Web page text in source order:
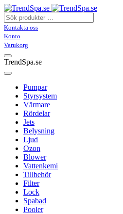
Kontakta oss
Konto
Varukorg
TrendSpa.se
Pumpar
Styrsystem
Värmare
Rördelar
Jets
Belysning
Ljud
Ozon
Blower
Vattenkemi
Tillbehör
Filter
Lock
Spabad
Pooler